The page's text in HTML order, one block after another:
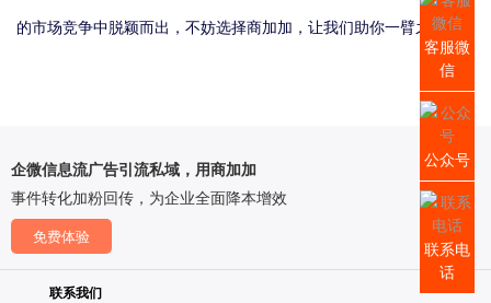
的市场竞争中脱颖而出，不妨选择商加加，让我们助你一臂之力！
企微信息流广告引流私域，用商加加
事件转化加粉回传，为企业全面降本增效
免费体验
联系我们
客服微
信
公众号
联系电
话